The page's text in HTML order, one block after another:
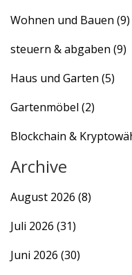
Wohnen und Bauen (9)
steuern & abgaben (9)
Haus und Garten (5)
Gartenmöbel (2)
Blockchain &
Archive
August 2026 (8)
Juli 2026 (31)
Juni 2026 (30)